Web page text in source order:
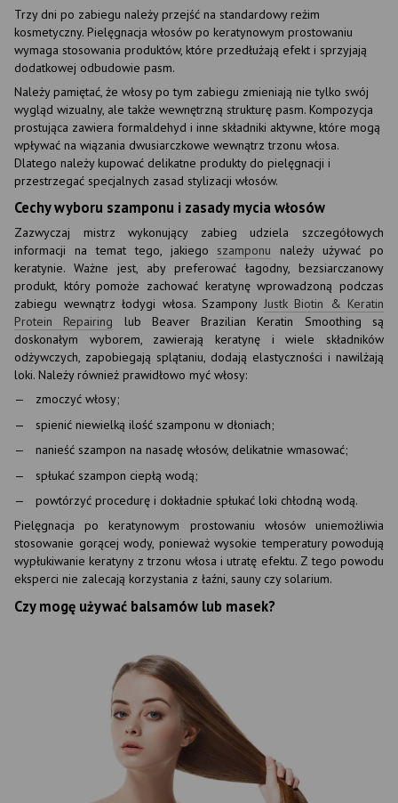
Trzy dni po zabiegu należy przejść na standardowy reżim
kosmetyczny. Pielęgnacja włosów po keratynowym prostowaniu
wymaga stosowania produktów, które przedłużają efekt i sprzyjają
dodatkowej odbudowie pasm.
Należy pamiętać, że włosy po tym zabiegu zmieniają nie tylko swój
wygląd wizualny, ale także wewnętrzną strukturę pasm. Kompozycja
prostująca zawiera formaldehyd i inne składniki aktywne, które mogą
wpływać na wiązania dwusiarczkowe wewnątrz trzonu włosa.
Dlatego należy kupować delikatne produkty do pielęgnacji i
przestrzegać specjalnych zasad stylizacji włosów.
Cechy wyboru szamponu i zasady mycia włosów
Zazwyczaj mistrz wykonujący zabieg udziela szczegółowych
informacji na temat tego, jakiegoszamponu należy używać po
keratynie. Ważne jest, aby preferować łagodny, bezsiarczanowy
produkt, który pomoże zachować keratynę wprowadzoną podczas
zabiegu wewnątrz łodygi włosa. Szampony Justk Biotin & Keratin
Protein Repairing lub Beaver Brazilian Keratin Smoothing są
doskonałym wyborem, zawierają keratynę i wiele składników
odżywczych, zapobiegają splątaniu, dodają elastyczności i nawilżają
loki. Należy również prawidłowo myć włosy:
zmoczyć włosy;
spienić niewielką ilość szamponu w dłoniach;
nanieść szampon na nasadę włosów, delikatnie wmasować;
spłukać szampon ciepłą wodą;
powtórzyć procedurę i dokładnie spłukać loki chłodną wodą.
Pielęgnacja po keratynowym prostowaniu włosów uniemożliwia
stosowanie gorącej wody, ponieważ wysokie temperatury powodują
wypłukiwanie keratyny z trzonu włosa i utratę efektu. Z tego powodu
eksperci nie zalecają korzystania z łaźni, sauny czy solarium.
Czy mogę używać balsamów lub masek?